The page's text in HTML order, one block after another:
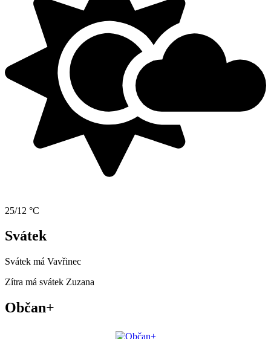
25/12 °C
Svátek
Svátek má Vavřinec
Zítra má svátek Zuzana
Občan+